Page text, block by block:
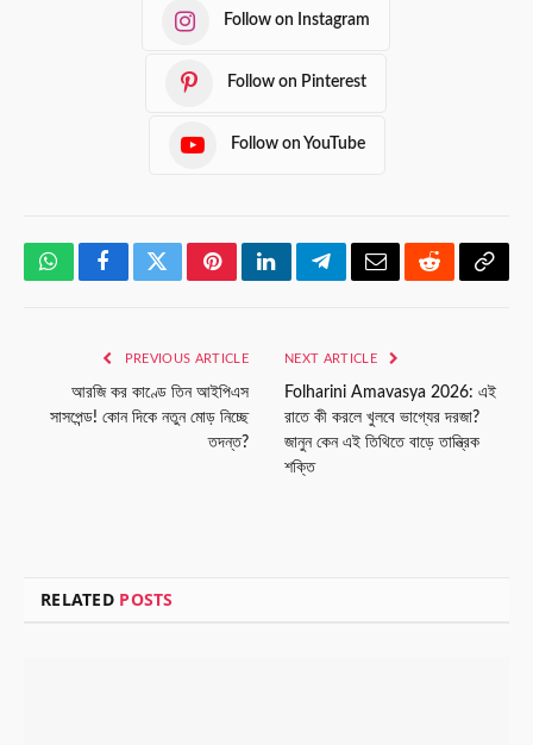
Follow on Instagram
Follow on Pinterest
Follow on YouTube
WhatsAppFacebookTwitterPinterestLinkedInTelegramEmailRedditCopy
PREVIOUS ARTICLE
আরজি কর কাণ্ডে তিন আইপিএস
সাসপেন্ড! কোন দিকে নতুন মোড় নিচ্ছে
তদন্ত?
NEXT ARTICLE
Folharini Amavasya 2026: এই
রাতে কী করলে খুলবে ভাগ্যের দরজা?
জানুন কেন এই তিথিতে বাড়ে তান্ত্রিক
শক্তি
RELATED POSTS